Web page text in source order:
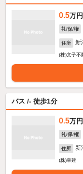
0.5万円
礼/保/権
住所 新
(株)文子不
バス /- 徒歩1分
0.5万円
礼/保/権
住所 新
(株)幸建